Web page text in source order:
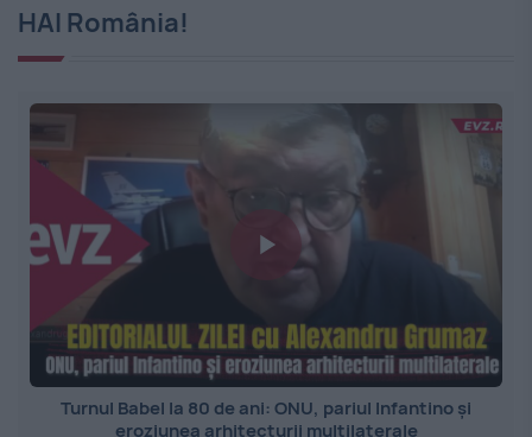
HAI România!
Turnul Babel la 80 de ani: ONU, pariul Infantino și
eroziunea arhitecturii multilaterale